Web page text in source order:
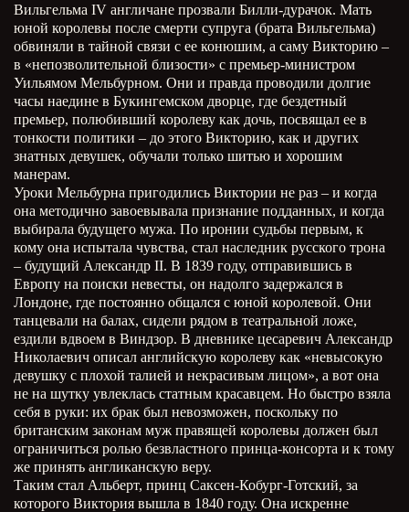
Вильгельма IV англичане прозвали Билли-дурачок. Мать
юной королевы после смерти супруга (брата Вильгельма)
обвиняли в тайной связи с ее конюшим, а саму Викторию –
в «непозволительной близости» с премьер-министром
Уильямом Мельбурном. Они и правда проводили долгие
часы наедине в Букингемском дворце, где бездетный
премьер, полюбивший королеву как дочь, посвящал ее в
тонкости политики – до этого Викторию, как и других
знатных девушек, обучали только шитью и хорошим
манерам.
Уроки Мельбурна пригодились Виктории не раз – и когда
она методично завоевывала признание подданных, и когда
выбирала будущего мужа. По иронии судьбы первым, к
кому она испытала чувства, стал наследник русского трона
– будущий Александр II. В 1839 году, отправившись в
Европу на поиски невесты, он надолго задержался в
Лондоне, где постоянно общался с юной королевой. Они
танцевали на балах, сидели рядом в театральной ложе,
ездили вдвоем в Виндзор. В дневнике цесаревич Александр
Николаевич описал английскую королеву как «невысокую
девушку с плохой талией и некрасивым лицом», а вот она
не на шутку увлеклась статным красавцем. Но быстро взяла
себя в руки: их брак был невозможен, поскольку по
британским законам муж правящей королевы должен был
ограничиться ролью безвластного принца-консорта и к тому
же принять англиканскую веру.
Таким стал Альберт, принц Саксен-Кобург-Готский, за
которого Виктория вышла в 1840 году. Она искренне